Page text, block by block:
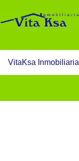
VitaKsa Inmobiliaria